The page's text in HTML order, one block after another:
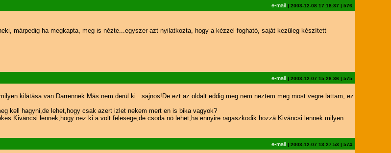
e-mail | 2003-12-08 17:18:37 | 576.
márpedig ha megkapta, meg is nézte...egyszer azt nyilatkozta, hogy a kézzel fogható, saját kezűleg készített
e-mail | 2003-12-07 15:26:36 | 575.
kilätäsa van Darrennek.Mäs nem derül ki...sajnos!De ezt az oldalt eddig meg nem neztem meg most vegre lättam, ez
kell hagyni,de lehet,hogy csak azert izlet nekem mert en is bika vagyok?
lennek,hogy nez ki a volt felesege,de csoda nö lehet,ha ennyire ragaszkodik hozzä.Kiväncsi lennek milyen
e-mail | 2003-12-07 13:27:53 | 574.